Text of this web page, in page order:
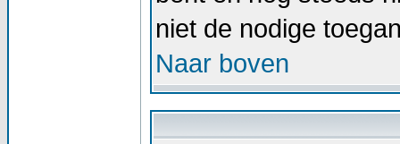
niet de nodige
Naar boven